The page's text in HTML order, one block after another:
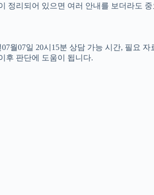
리되어 있으면 여러 안내를 보더라도
07일 20시15분 상담 가능 시간, 필요
후 판단에 도움이 됩니다.